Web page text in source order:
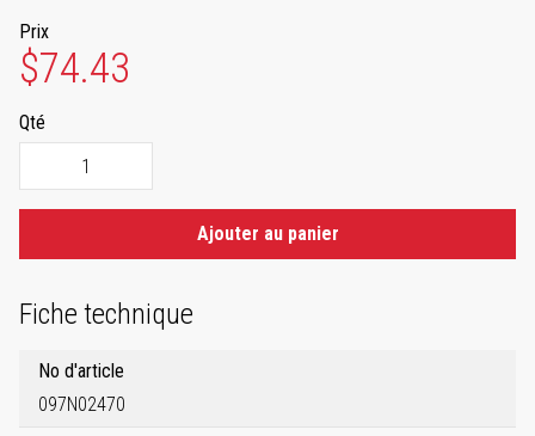
Prix
$74.43
Qté
Ajouter au panier
Fiche technique
No d'article
097N02470